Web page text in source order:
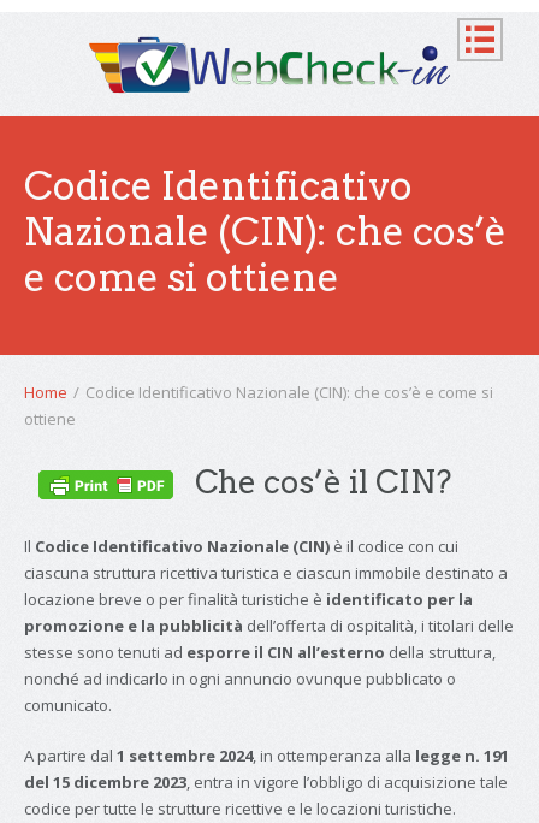
Codice Identificativo
Nazionale (CIN): che cos’è
e come si ottiene
Home / Codice Identificativo Nazionale (CIN): che cos’è e come si
ottiene
Che cos’è il CIN?
Il Codice Identificativo Nazionale (CIN) è il codice con cui
ciascuna struttura ricettiva turistica e ciascun immobile destinato a
locazione breve o per finalità turistiche è identificato per la
promozione e la pubblicità dell’offerta di ospitalità, i titolari delle
stesse sono tenuti ad esporre il CIN all’esterno della struttura,
nonché ad indicarlo in ogni annuncio ovunque pubblicato o
comunicato.
A partire dal 1 settembre 2024, in ottemperanza alla legge n. 191
del 15 dicembre 2023, entra in vigore l’obbligo di acquisizione tale
codice per tutte le strutture ricettive e le locazioni turistiche.